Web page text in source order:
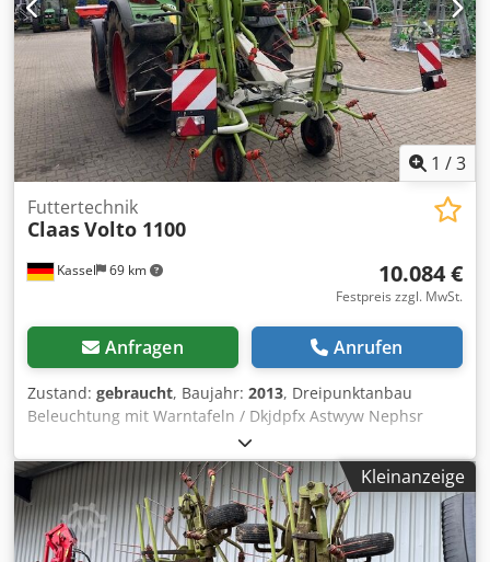
1 /3
Kassel 69 km
Futtertechnik
ClaasVolto 1100
10.084 €
Festpreis zzgl. MwSt.
Anfragen Anrufen
Zustand: gebraucht, Baujahr: 2013, Dreipunktanbau
Beleuchtung mit Warntafeln / Dkjdpfx Astwyw Nephsr
Kleinanzeige